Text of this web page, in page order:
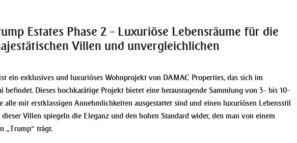
Estates Phase 2 – Luxuriöse Lebensräume für die
Villen und unvergleichlichen
ist ein exklusives und luxuriöses Wohnprojekt von DAMAC Properties, das sich im
Dieses hochkarätige Projekt bietet eine herausragende Sammlung von 3- bis 10-
alle mit erstklassigen Annehmlichkeiten ausgestattet sind und einen luxuriösen Lebensstil
Villen spiegeln die Eleganz und den hohen Standard wider, den man von einem
„Trump“ trägt.